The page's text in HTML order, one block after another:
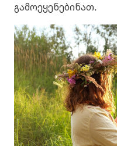
გამოეყენებინათ.